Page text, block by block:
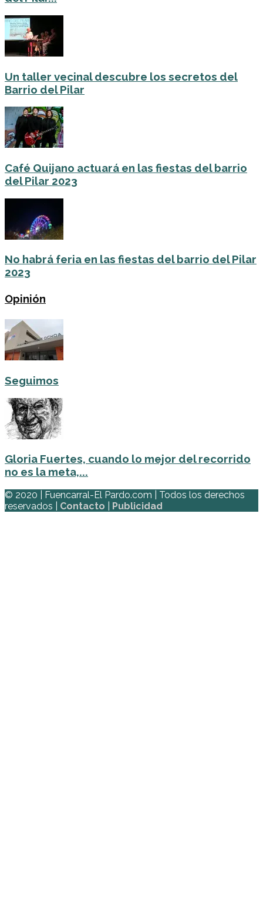
Un taller vecinal descubre los secretos del
Barrio del Pilar
Café Quijano actuará en las fiestas del barrio
del Pilar 2023
No habrá feria en las fiestas del barrio del Pilar
2023
Opinión
Seguimos
Gloria Fuertes, cuando lo mejor del recorrido
no es la meta,...
© 2020 | Fuencarral-El Pardo.com | Todos los derechos
reservados | Contacto Publicidad